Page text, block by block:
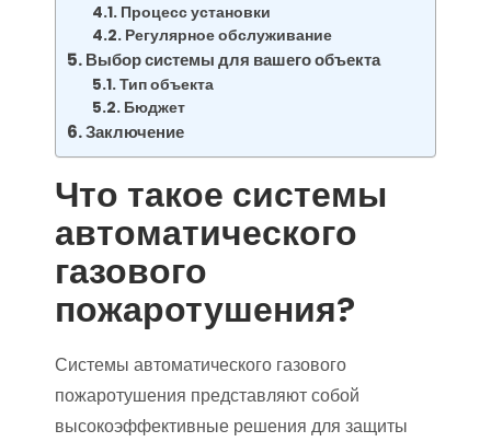
Процесс установки
Регулярное обслуживание
Выбор системы для вашего объекта
Тип объекта
Бюджет
Заключение
Что такое системы
автоматического
газового
пожаротушения?
Системы автоматического газового
пожаротушения представляют собой
высокоэффективные решения для защиты